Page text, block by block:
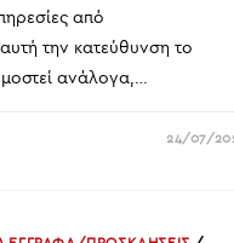
από
την κατεύθυνση το
ανάλογα,…
24/07/